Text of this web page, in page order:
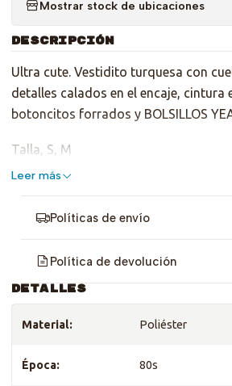
Mostrar stock de ubicaciones
DESCRIPCIÓN
Ultra cute. Vestidito turquesa con
detalles calados en el encaje, cintura
botoncitos forrados y BOLSILLOS
Talla, S, M
Leer más
Políticas de envío
Política de devolución
DETALLES
Material: Poliéster
Época: 80s